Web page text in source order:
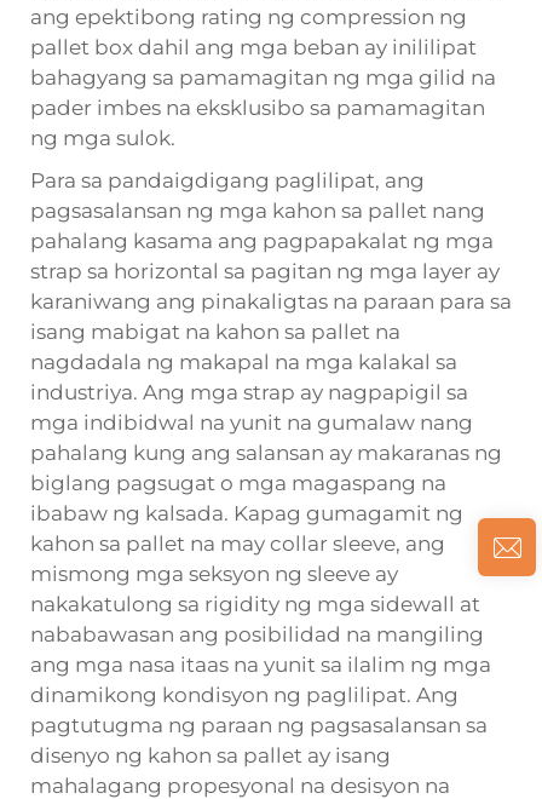
ang epektibong rating ng compression ng
pallet box dahil ang mga beban ay inililipat
bahagyang sa pamamagitan ng mga gilid na
pader imbes na eksklusibo sa pamamagitan
ng mga sulok.
Para sa pandaigdigang paglilipat, ang
pagsasalansan ng mga kahon sa pallet nang
pahalang kasama ang pagpapakalat ng mga
strap sa horizontal sa pagitan ng mga layer ay
karaniwang ang pinakaligtas na paraan para sa
isang mabigat na kahon sa pallet na
nagdadala ng makapal na mga kalakal sa
industriya. Ang mga strap ay nagpapigil sa
mga indibidwal na yunit na gumalaw nang
pahalang kung ang salansan ay makaranas ng
biglang pagsugat o mga magaspang na
ibabaw ng kalsada. Kapag gumagamit ng
kahon sa pallet na may collar sleeve, ang
mismong mga seksyon ng sleeve ay
nakakatulong sa rigidity ng mga sidewall at
nababawasan ang posibilidad na mangiling
ang mga nasa itaas na yunit sa ilalim ng mga
dinamikong kondisyon ng paglilipat. Ang
pagtutugma ng paraan ng pagsasalansan sa
disenyo ng kahon sa pallet ay isang
mahalagang propesyonal na desisyon na